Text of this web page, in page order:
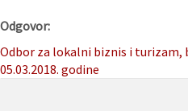
Odgovor:
Odbor za lokalni biznis i turizam,
05.03.2018. godine